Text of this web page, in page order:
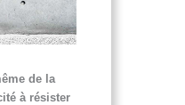
de la
à résister